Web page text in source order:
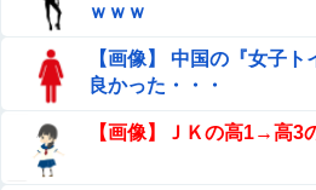
ｗｗｗ
【画像】 中国の『女子
良かった・・・
【画像】ＪＫの高1→高3